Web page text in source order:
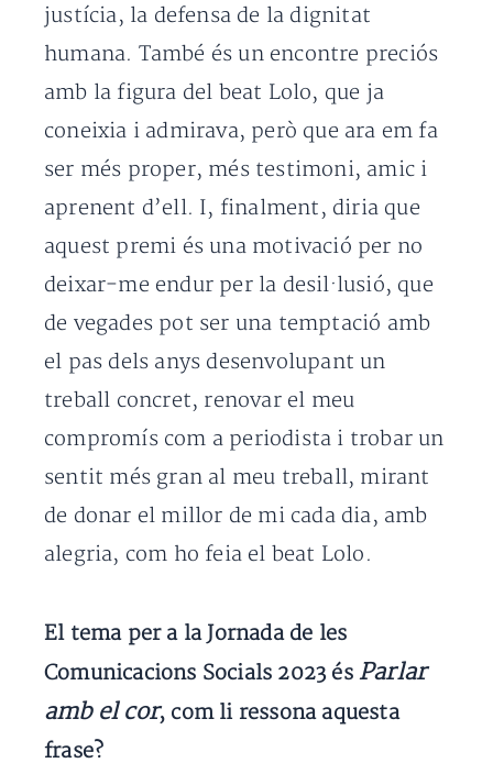
justícia, la defensa de la dignitat
humana. També és un encontre preciós
amb la figura del beat Lolo, que ja
coneixia i admirava, però que ara em fa
ser més proper, més testimoni, amic i
aprenent d’ell. I, finalment, diria que
aquest premi és una motivació per no
deixar-me endur per la desil·lusió, que
de vegades pot ser una temptació amb
el pas dels anys desenvolupant un
treball concret, renovar el meu
compromís com a periodista i trobar un
sentit més gran al meu treball, mirant
de donar el millor de mi cada dia, amb
alegria, com ho feia el beat Lolo.
El tema per a la Jornada de les
Comunicacions Socials 2023 és Parlar
amb el cor, com li ressona aquesta
frase?